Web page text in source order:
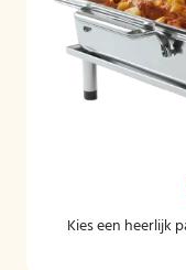
Kies een heerlijk